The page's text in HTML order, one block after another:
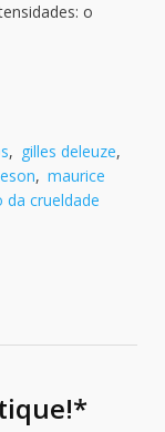
o
, gilles deleuze,
, maurice
da crueldade